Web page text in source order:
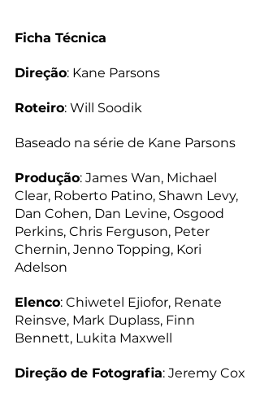
Ficha Técnica
Direção: Kane Parsons
Roteiro: Will Soodik
Baseado na série de Kane Parsons
Produção: James Wan, Michael
Clear, Roberto Patino, Shawn Levy,
Dan Cohen, Dan Levine, Osgood
Perkins, Chris Ferguson, Peter
Chernin, Jenno Topping, Kori
Adelson
Elenco: Chiwetel Ejiofor, Renate
Reinsve, Mark Duplass, Finn
Bennett, Lukita Maxwell
Direção de Fotografia: Jeremy Cox